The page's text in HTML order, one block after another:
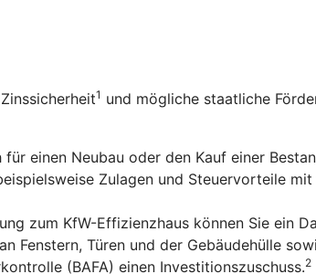
1 und mögliche staatliche
für einen Neubau oder den Kauf einer
Zulagen und Steuervorteile
zum KfW-Effizienzhaus können Sie ein
Fenstern, Türen und der Gebäudehülle
(BAFA) einen Investitionszuschuss.2